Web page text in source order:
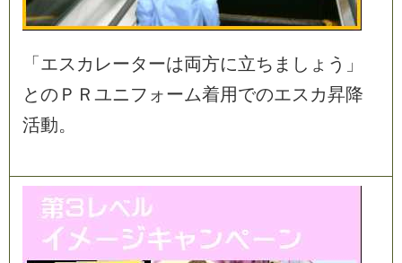
「 エス カ レーターは両方に立ち ま し ょ う 」
との Ｐ Ｒ ユニフ ォーム着用でのエス カ昇降
活動。